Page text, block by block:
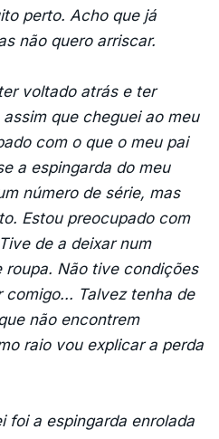
perto. Acho que já
não quero arriscar.
voltado atrás e ter
que cheguei ao meu
com o que o meu pai
a espingarda do meu
número de série, mas
Estou preocupado com
de a deixar num
roupa. Não tive condições
Talvez tenha de
não encontrem
raio vou explicar a perda
foi a espingarda enrolada